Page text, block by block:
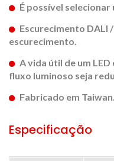
É possível
Escurecimento DALI
escurecimento.
A vida útil de um
fluxo luminoso seja
Fabricado em Taiwan.
Especificação